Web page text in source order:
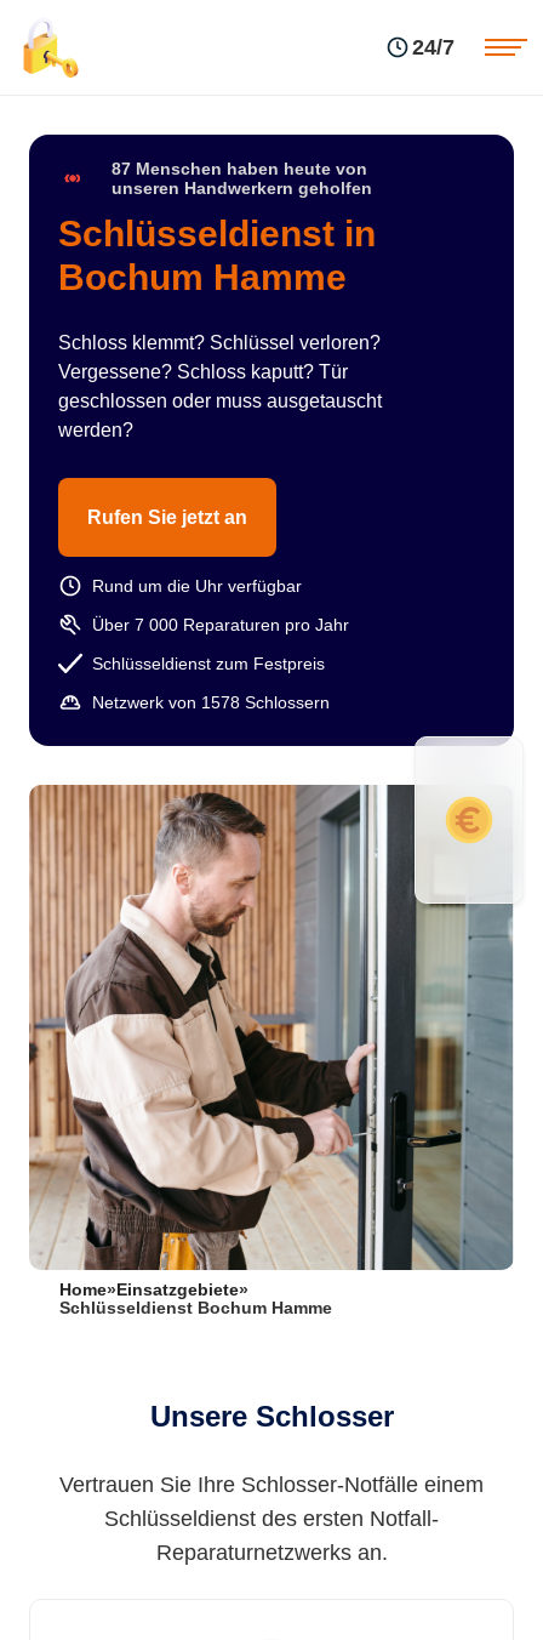
24/7
87 Menschen haben heute von
unseren Handwerkern geholfen
Schlüsseldienst in
Bochum Hamme
Schloss klemmt? Schlüssel verloren?
Vergessene? Schloss kaputt? Tür
geschlossen oder muss ausgetauscht
werden?
Rufen Sie jetzt an
Rund um die Uhr verfügbar
Über 7 000 Reparaturen pro Jahr
Schlüsseldienst zum Festpreis
Netzwerk von 1578 Schlossern
Home» Einsatzgebiete»
Schlüsseldienst Bochum Hamme
Unsere Schlosser
Vertrauen Sie Ihre Schlosser-Notfälle einem
Schlüsseldienst des ersten Notfall-
Reparaturnetzwerks an.